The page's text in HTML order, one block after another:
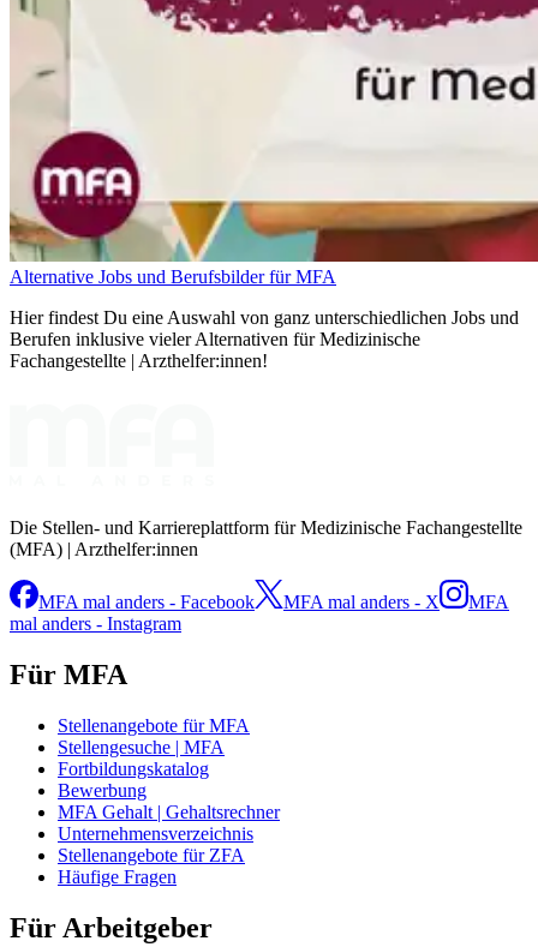
Alternative Jobs und Berufsbilder für MFA
Hier findest Du eine Auswahl von ganz unterschiedlichen Jobs und
Berufen inklusive vieler Alternativen für Medizinische
Fachangestellte | Arzthelfer:innen!
Die Stellen- und Karriereplattform für Medizinische Fachangestellte
(MFA) | Arzthelfer:innen
MFA mal anders - Facebook MFA mal anders - X
MFA
mal anders - Instagram
Für MFA
Stellenangebote für MFA
Stellengesuche | MFA
Fortbildungskatalog
Bewerbung
MFA Gehalt | Gehaltsrechner
Unternehmensverzeichnis
Stellenangebote für ZFA
Häufige Fragen
Für Arbeitgeber